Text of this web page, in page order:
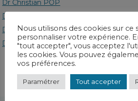
Dr Christian POP
Dr Lionel POPOFF
Dr Patricia PRINCET
Dr Chloé PRUNIS
Nous utilisons des cookies sur ce
personnaliser votre expérience.
"tout accepter", vous acceptez
les cookies. Vous pouvez
vos préférences.
Paramétrer Tout accepter